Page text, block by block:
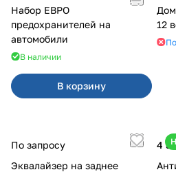
Набор ЕВРО
предохранителей на
автомобили
В наличии
В корзину
12
По запросу
Эквалайзер на заднее
4